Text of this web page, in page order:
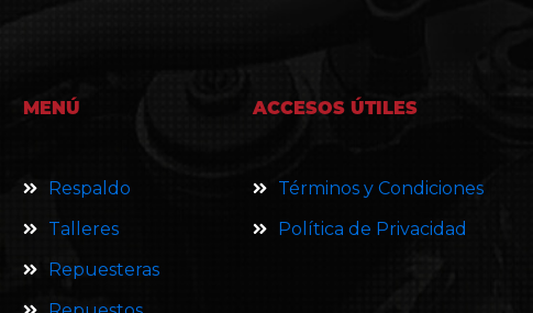
MENÚ
Respaldo
Talleres
Repuesteras
ACCESOS ÚTILES
Términos y Condiciones
Política de Privacidad